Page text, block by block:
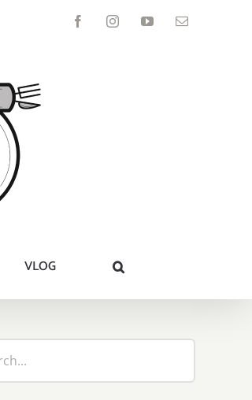
FacebookInstagramYouTubeEmail
VLOG